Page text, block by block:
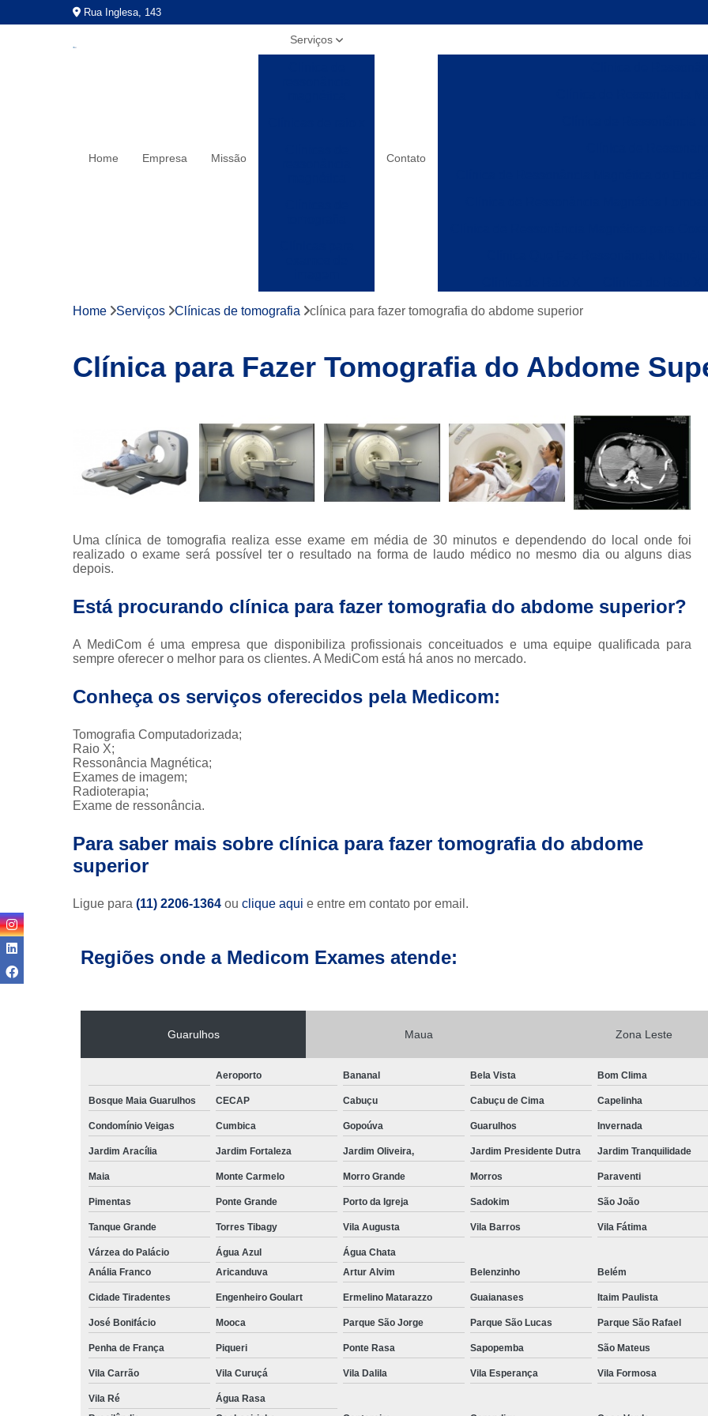
Rua Inglesa, 143
Home Empresa Missão
Serviços
populares
imagem
Exames de
ressonância
magnética
Exames de
tomografia
tomografia
computadorizada
Ressonâncias
computadorizada
Contato
Laboratórios de Raio X
Clínica de
Clínica de Ressonância Magnética em Sp
Ressonância Magnética
Clínica de Tomografia de Coluna
Clínica para Fazer Tomografia
Clínica para Fazer Tomografia do Abdome
Clínica para Tomografia
Clínica para Tomografia de Coluna
Clínica de Exames por Imagem
Clínica para Exames
Clínica para Exames
Clínicas para Exame de
Clínicas para Exame de
Clínicas para Exames de
Exame de Imagem de
Exame de Imagem de
Exame de Imagem de
Exame de Imagem de
Exame de Imagem de
Exame de Imagem
Exame de Imagem
Ressonância Magnética Abdominal e
Ressonância Magnética Cerebral
Ressonância Magnética de Abdome
Ressonância Magnética do Coração
Ressonância Magnética do Joelho Direito
Home Serviços Clínicas de tomografia clínica para fazer tomografia do abdome superior
Clínica para Fazer Tomografia do Abdome
Uma clínica de tomografia realiza esse exame em média de 30 minutos e dependendo do local onde foi
realizado o exame será possível ter o resultado na forma de laudo médico no mesmo dia ou alguns dias
depois.
Está procurando clínica para fazer tomografia do abdome superior?
A MediCom é uma empresa que disponibiliza profissionais conceituados e uma equipe qualificada para
sempre oferecer o melhor para os clientes. A MediCom está há anos no mercado.
Conheça os serviços oferecidos pela Medicom:
Tomografia Computadorizada;
Raio X;
Ressonância Magnética;
Exames de imagem;
Radioterapia;
Exame de ressonância.
Para saber mais sobre clínica para fazer tomografia do abdome
superior
Ligue para (11) 2206-1364 ou clique aqui e entre em contato por email.
Regiões onde a Medicom Exames atende:
Guarulhos Maua Zona Leste
Aeroporto Bananal Bela Vista Bom Clima
Bosque Maia Guarulhos CECAP Cabuçu Cabuçu de Cima Capelinha
Condomínio Veigas Cumbica Gopoúva Guarulhos Invernada
Jardim Aracília Jardim Fortaleza Jardim Oliveira, Jardim Presidente Dutra Jardim Tranquilidade
Maia Monte Carmelo Morro Grande Morros Paraventi
Pimentas Ponte Grande Porto da Igreja Sadokim São João
Tanque Grande Torres Tibagy Vila Augusta Vila Barros Vila Fátima
Várzea do Palácio Água Azul
Água Chata
Anália Franco
Aricanduva Artur Alvim Belenzinho Belém
Cidade Tiradentes Engenheiro Goulart Ermelino Matarazzo Guaianases Itaim Paulista
José Bonifácio Mooca Parque São Jorge Parque São Lucas Parque São Rafael
Penha de França Piqueri Ponte Rasa Sapopemba São Mateus
Vila Carrão Vila Curuçá Vila Dalila Vila Esperança Vila Formosa
Vila Ré
Água Rasa